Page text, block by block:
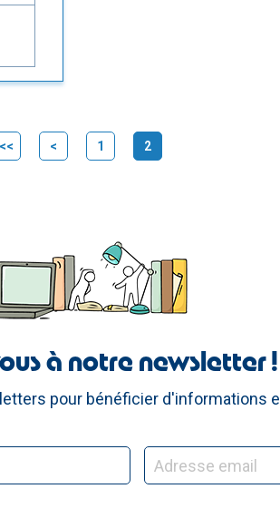
<< < 1 2(current)
à notre newsletter !
pour bénéficier d'informations